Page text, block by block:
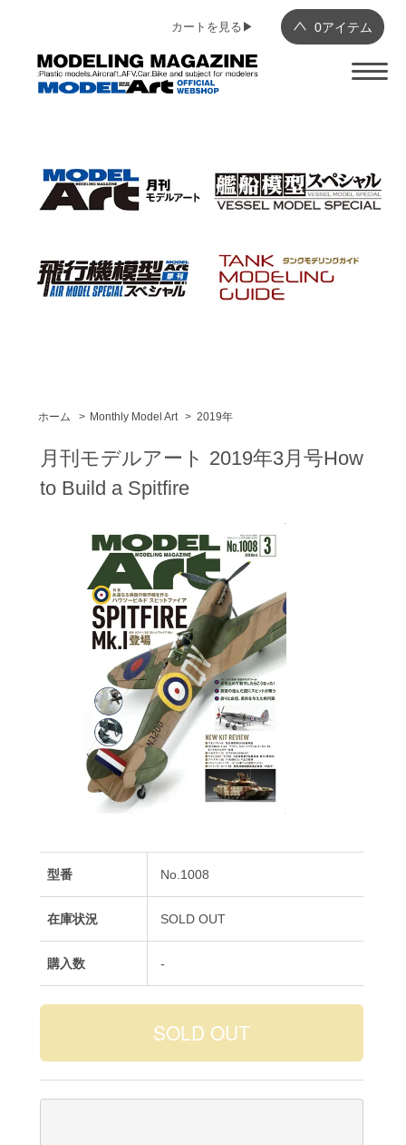
0アイテム
カートを見る▶︎
ホーム > Monthly Model Art > 2019年
月刊モデルアート 2019年3月号How
to Build a Spitfire
型番 No.1008
在庫状況 SOLD OUT
購入数 -